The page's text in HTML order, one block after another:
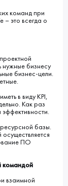
команд при
– это всегда о
нужные бизнесу
бизнес-цели.
в виду KPI,
Как раз
эффективности.
базы.
ПО
командой
взаимной